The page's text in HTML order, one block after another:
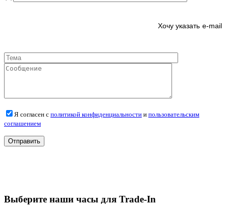
e-mail
Я согласен с политикой конфиденциальности и пользовательским
соглашением
Выберите наши часы для Trade-In